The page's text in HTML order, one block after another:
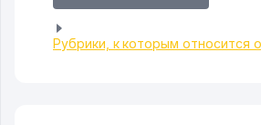
Рубрики, к которым относится